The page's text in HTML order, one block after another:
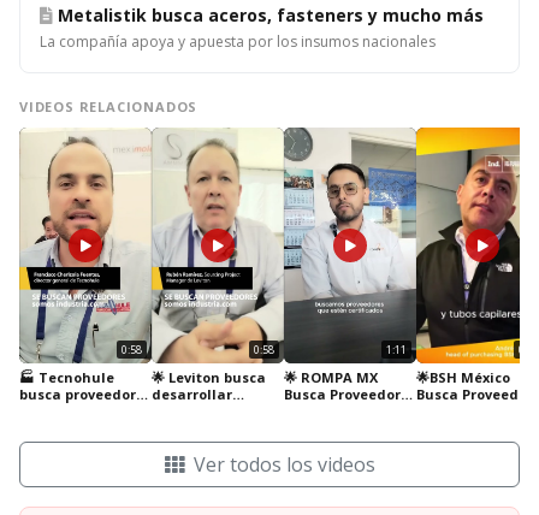
Metalistik busca aceros, fasteners y mucho más
La compañía apoya y apuesta por los insumos nacionales
VIDEOS RELACIONADOS
0:58
🏭 Tecnohule
busca proveedores
suministro! 🇲🇽
0:58
🌟 Leviton busca
desarrollar
México 🇲🇽
1:11
🌟 ROMPA MX
Busca Proveedores
0:54
🌟BSH México
Busca
Ver todos los videos